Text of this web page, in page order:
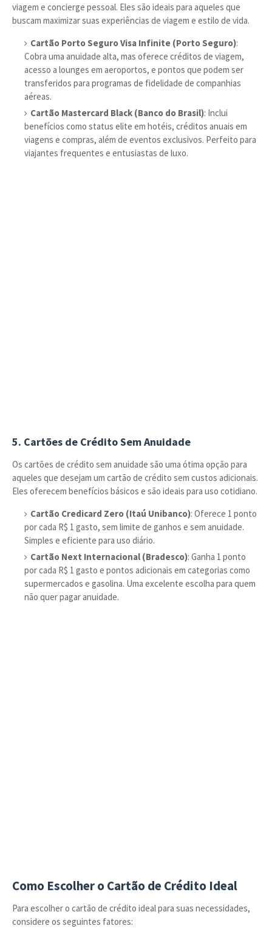
viagem e concierge pessoal. Eles são ideais para aqueles que
buscam maximizar suas experiências de viagem e estilo de vida.
Cartão Porto Seguro Visa Infinite (Porto Seguro):
Cobra uma anuidade alta, mas oferece créditos de viagem,
acesso a lounges em aeroportos, e pontos que podem ser
transferidos para programas de fidelidade de companhias
aéreas.
Cartão Mastercard Black (Banco do Brasil): Inclui
benefícios como status elite em hotéis, créditos anuais em
viagens e compras, além de eventos exclusivos. Perfeito para
viajantes frequentes e entusiastas de luxo.
5. Cartões de Crédito Sem Anuidade
Os cartões de crédito sem anuidade são uma ótima opção para
aqueles que desejam um cartão de crédito sem custos adicionais.
Eles oferecem benefícios básicos e são ideais para uso cotidiano.
Cartão Credicard Zero (Itaú Unibanco): Oferece 1 ponto
por cada R$ 1 gasto, sem limite de ganhos e sem anuidade.
Simples e eficiente para uso diário.
Cartão Next Internacional (Bradesco): Ganha 1 ponto
por cada R$ 1 gasto e pontos adicionais em categorias como
supermercados e gasolina. Uma excelente escolha para quem
não quer pagar anuidade.
Como Escolher o Cartão de Crédito Ideal
Para escolher o cartão de crédito ideal para suas necessidades,
considere os seguintes fatores: